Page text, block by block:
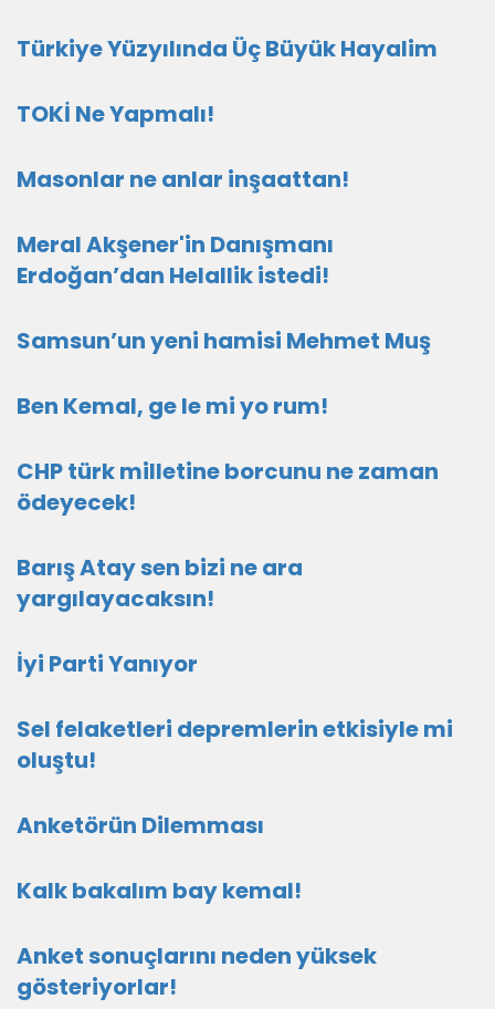
Türkiye Yüzyılında Üç Büyük Hayalim
TOKİ Ne Yapmalı!
Masonlar ne anlar inşaattan!
Meral Akşener'in Danışmanı
Erdoğan’dan Helallik istedi!
Samsun’un yeni hamisi Mehmet Muş
Ben Kemal, ge le mi yo rum!
CHP türk milletine borcunu ne zaman
ödeyecek!
Barış Atay sen bizi ne ara
yargılayacaksın!
İyi Parti Yanıyor
Sel felaketleri depremlerin etkisiyle mi
oluştu!
Anketörün Dilemması
Kalk bakalım bay kemal!
Anket sonuçlarını neden yüksek
gösteriyorlar!